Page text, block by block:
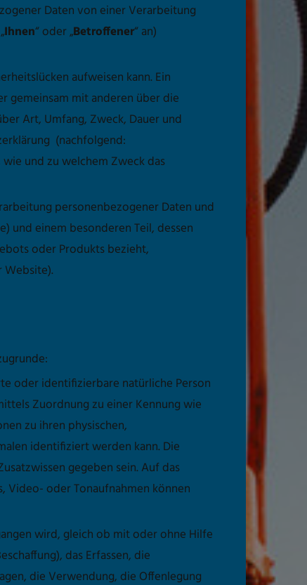
Daten von einer Verarbeitung
Ihnen“ oder „Betroffener“ an)
aufweisen kann. Ein
gemeinsam mit anderen über die
Art, Umfang, Zweck, Dauer und
(nachfolgend:
und zu welchem Zweck das
personenbezogener Daten und
und einem besonderen Teil, dessen
oder Produkts bezieht,
Website).
oder identifizierbare natürliche Person
Zuordnung zu einer Kennung wie
zu ihren physischen,
identifiziert werden kann. Die
gegeben sein. Auf das
Video- oder Tonaufnahmen können
wird, gleich ob mit oder ohne Hilfe
das Erfassen, die
die Verwendung, die Offenlegung